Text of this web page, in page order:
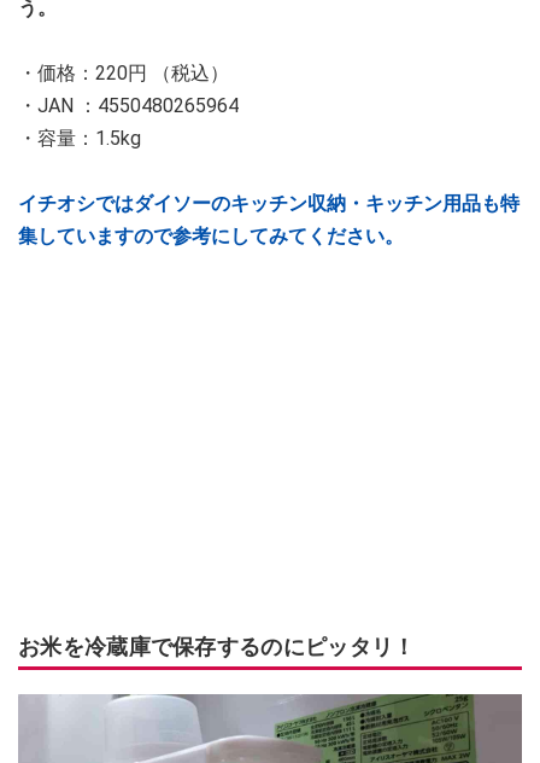
う。
・価格：220円 （税込）
・JAN ：4550480265964
・容量：1.5kg
イチオシではダイソーのキッチン収納・キッチン用品も特
集していますので参考にしてみてください。
お米を冷蔵庫で保存するのにピッタリ！